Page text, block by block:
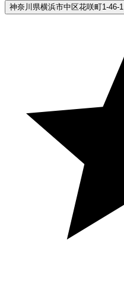
神奈川県横浜市中区花咲町1-46-1